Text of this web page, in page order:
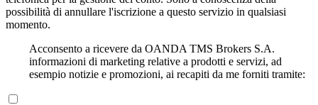
possibilità di annullare l'iscrizione a questo servizio in qualsiasi
momento.
Acconsento a ricevere da OANDA TMS Brokers S.A.
informazioni di marketing relative a prodotti e servizi, ad
esempio notizie e promozioni, ai recapiti da me forniti tramite: